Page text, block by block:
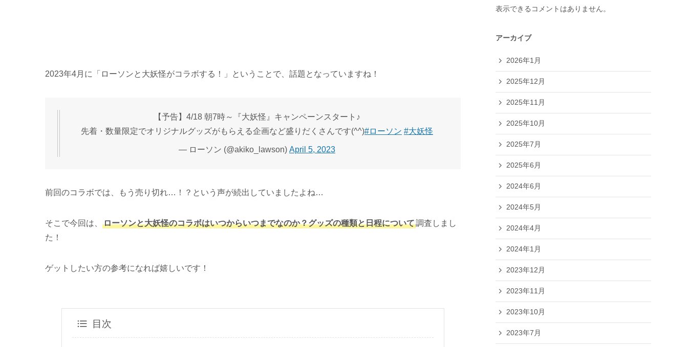
2023年4月に「ローソンと大妖怪がコラボする！」ということで、話題となっていますね！
【予告】4/18 朝7時～『大妖怪』キャンペーンスタート♪
先着・数量限定でオリジナルグッズがもらえる企画など盛りだくさんです(^^)#ローソン #大妖怪
— ローソン (@akiko_lawson) April 5, 2023
前回のコラボでは、もう売り切れ…！？という声が続出していましたよね…
そこで今回は、 ローソンと大妖怪のコラボはいつからいつまでなのか？グッズの種類と日程について調査しまし
た！
ゲットしたい方の参考になれば嬉しいです！
目次
表示できるコメントはありません。
アーカイブ
2026年1月
2025年12月
2025年11月
2025年10月
2025年7月
2025年6月
2024年6月
2024年5月
2024年4月
2024年1月
2023年12月
2023年11月
2023年10月
2023年7月